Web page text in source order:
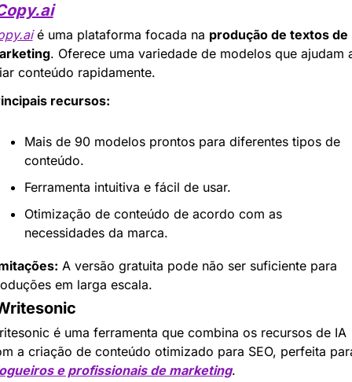
é uma plataforma focada na produção de textos de
. Oferece uma variedade de modelos que ajudam
conteúdo rapidamente.
recursos:
Mais de 90 modelos prontos para diferentes tipos de
conteúdo.
Ferramenta intuitiva e fácil de usar.
Otimização de conteúdo de acordo com as
necessidades da marca.
A versão gratuita pode não ser suficiente para
em larga escala.
é uma ferramenta que combina os recursos de IA
e profissionais de marketing.